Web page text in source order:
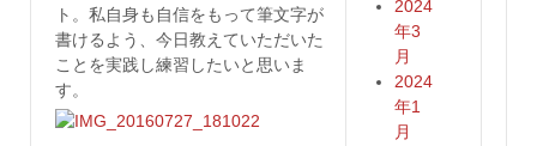
ト。私自身も自信をもって筆文字が
書けるよう、今日教えていただいた
ことを実践し練習したいと思いま
す。
2024
年3
月
2024
年1
月